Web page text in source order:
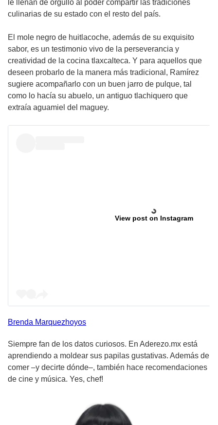
le llenan de orgullo al poder compartir las tradiciones
culinarias de su estado con el resto del país.
El mole negro de huitlacoche, además de su exquisito
sabor, es un testimonio vivo de la perseverancia y
creatividad de la cocina tlaxcalteca. Y para aquellos que
deseen probarlo de la manera más tradicional, Ramírez
sugiere acompañarlo con un buen jarro de pulque, tal
como lo hacía su abuelo, un antiguo tlachiquero que
extraía aguamiel del maguey.
View post on Instagram
Brenda Marquezhoyos
Siempre fan de los datos curiosos. En Aderezo.mx está
aprendiendo a moldear sus papilas gustativas. Además de
comer –y decirte dónde–, también hace recomendaciones
de cine y música. Yes, chef!